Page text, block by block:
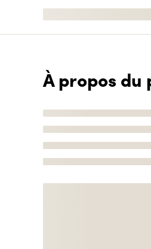
À propos du